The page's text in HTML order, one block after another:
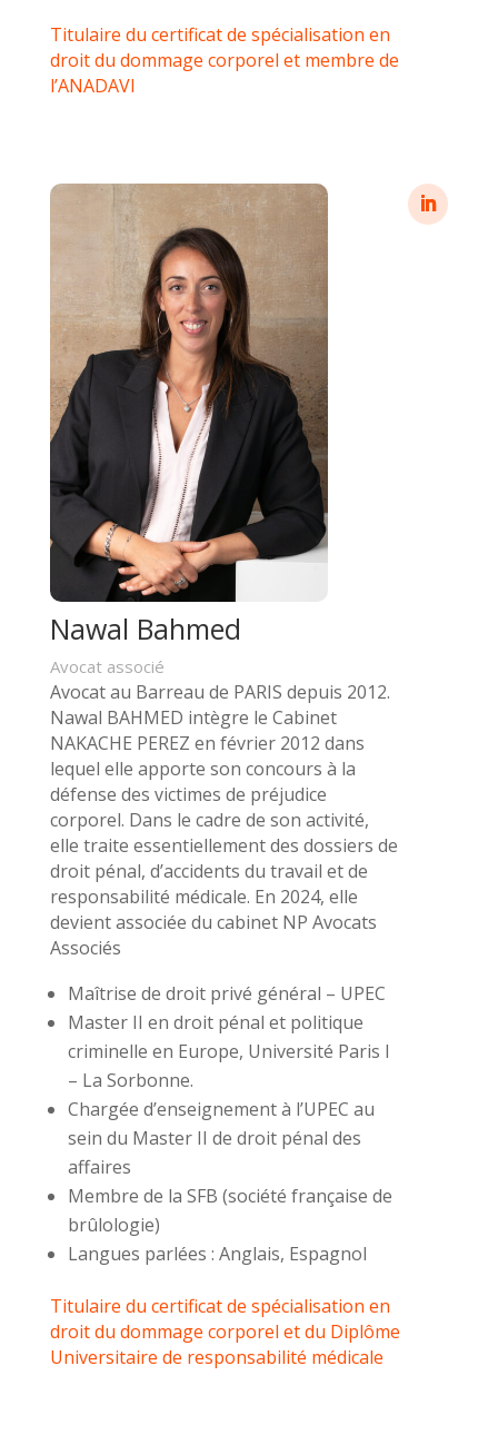
Titulaire du certificat de spécialisation en
droit du dommage corporel et membre de
l’ANADAVI
Nawal Bahmed
Avocat associé
Avocat au Barreau de PARIS depuis 2012.
Nawal BAHMED intègre le Cabinet
NAKACHE PEREZ en février 2012 dans
lequel elle apporte son concours à la
défense des victimes de préjudice
corporel. Dans le cadre de son activité,
elle traite essentiellement des dossiers de
droit pénal, d’accidents du travail et de
responsabilité médicale. En 2024, elle
devient associée du cabinet NP Avocats
Associés
Maîtrise de droit privé général – UPEC
Master II en droit pénal et politique
criminelle en Europe, Université Paris I
– La Sorbonne.
Chargée d’enseignement à l’UPEC au
sein du Master II de droit pénal des
affaires
Membre de la SFB (société française de
brûlologie)
Langues parlées : Anglais, Espagnol
Titulaire du certificat de spécialisation en
droit du dommage corporel et du Diplôme
Universitaire de responsabilité médicale